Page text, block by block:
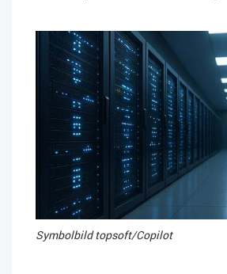
Symbolbild topsoft/Copilot